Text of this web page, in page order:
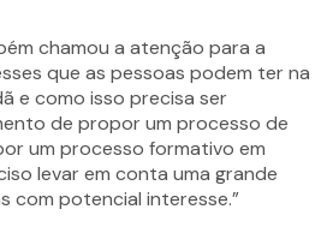
chamou a atenção para a
que as pessoas podem ter na
e como isso precisa ser
de propor um processo de
um processo formativo em
levar em conta uma grande
com potencial interesse.”